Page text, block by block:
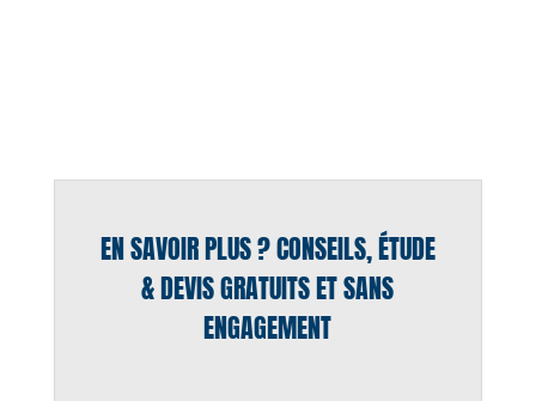
EN SAVOIR PLUS ? CONSEILS, ÉTUDE
& DEVIS GRATUITS ET SANS
ENGAGEMENT